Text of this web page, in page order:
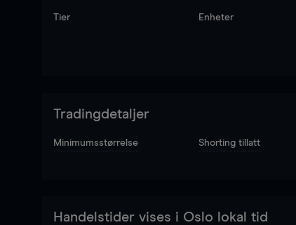
Tier Enheter
Tradingdetaljer
Minimumsstørrelse Shorting tillatt
Handelstider vises i Oslo lokal tid